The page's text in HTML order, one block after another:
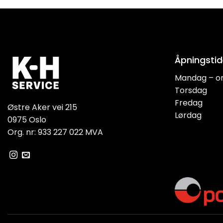
Østre Aker vei 215
0975 Oslo
Org. nr: 933 227 022 MVA
Mandag –
Torsdag
Fredag
Lørdag